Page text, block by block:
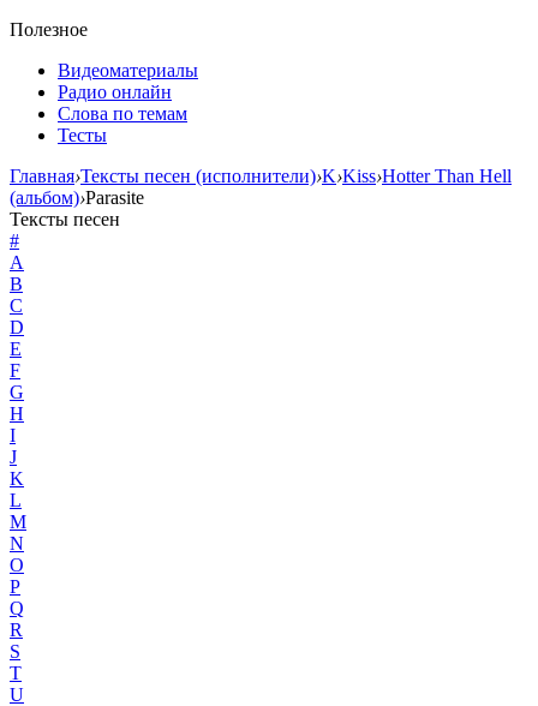
Полезное
Видеоматериалы
Радио онлайн
Слова по темам
Тесты
Главная›Тексты песен (исполнители)›K›Kiss›Hotter Than Hell
(альбом)›Parasite
Тексты песен
#
A
B
C
D
E
F
G
H
I
J
K
L
M
N
O
P
Q
R
S
T
U